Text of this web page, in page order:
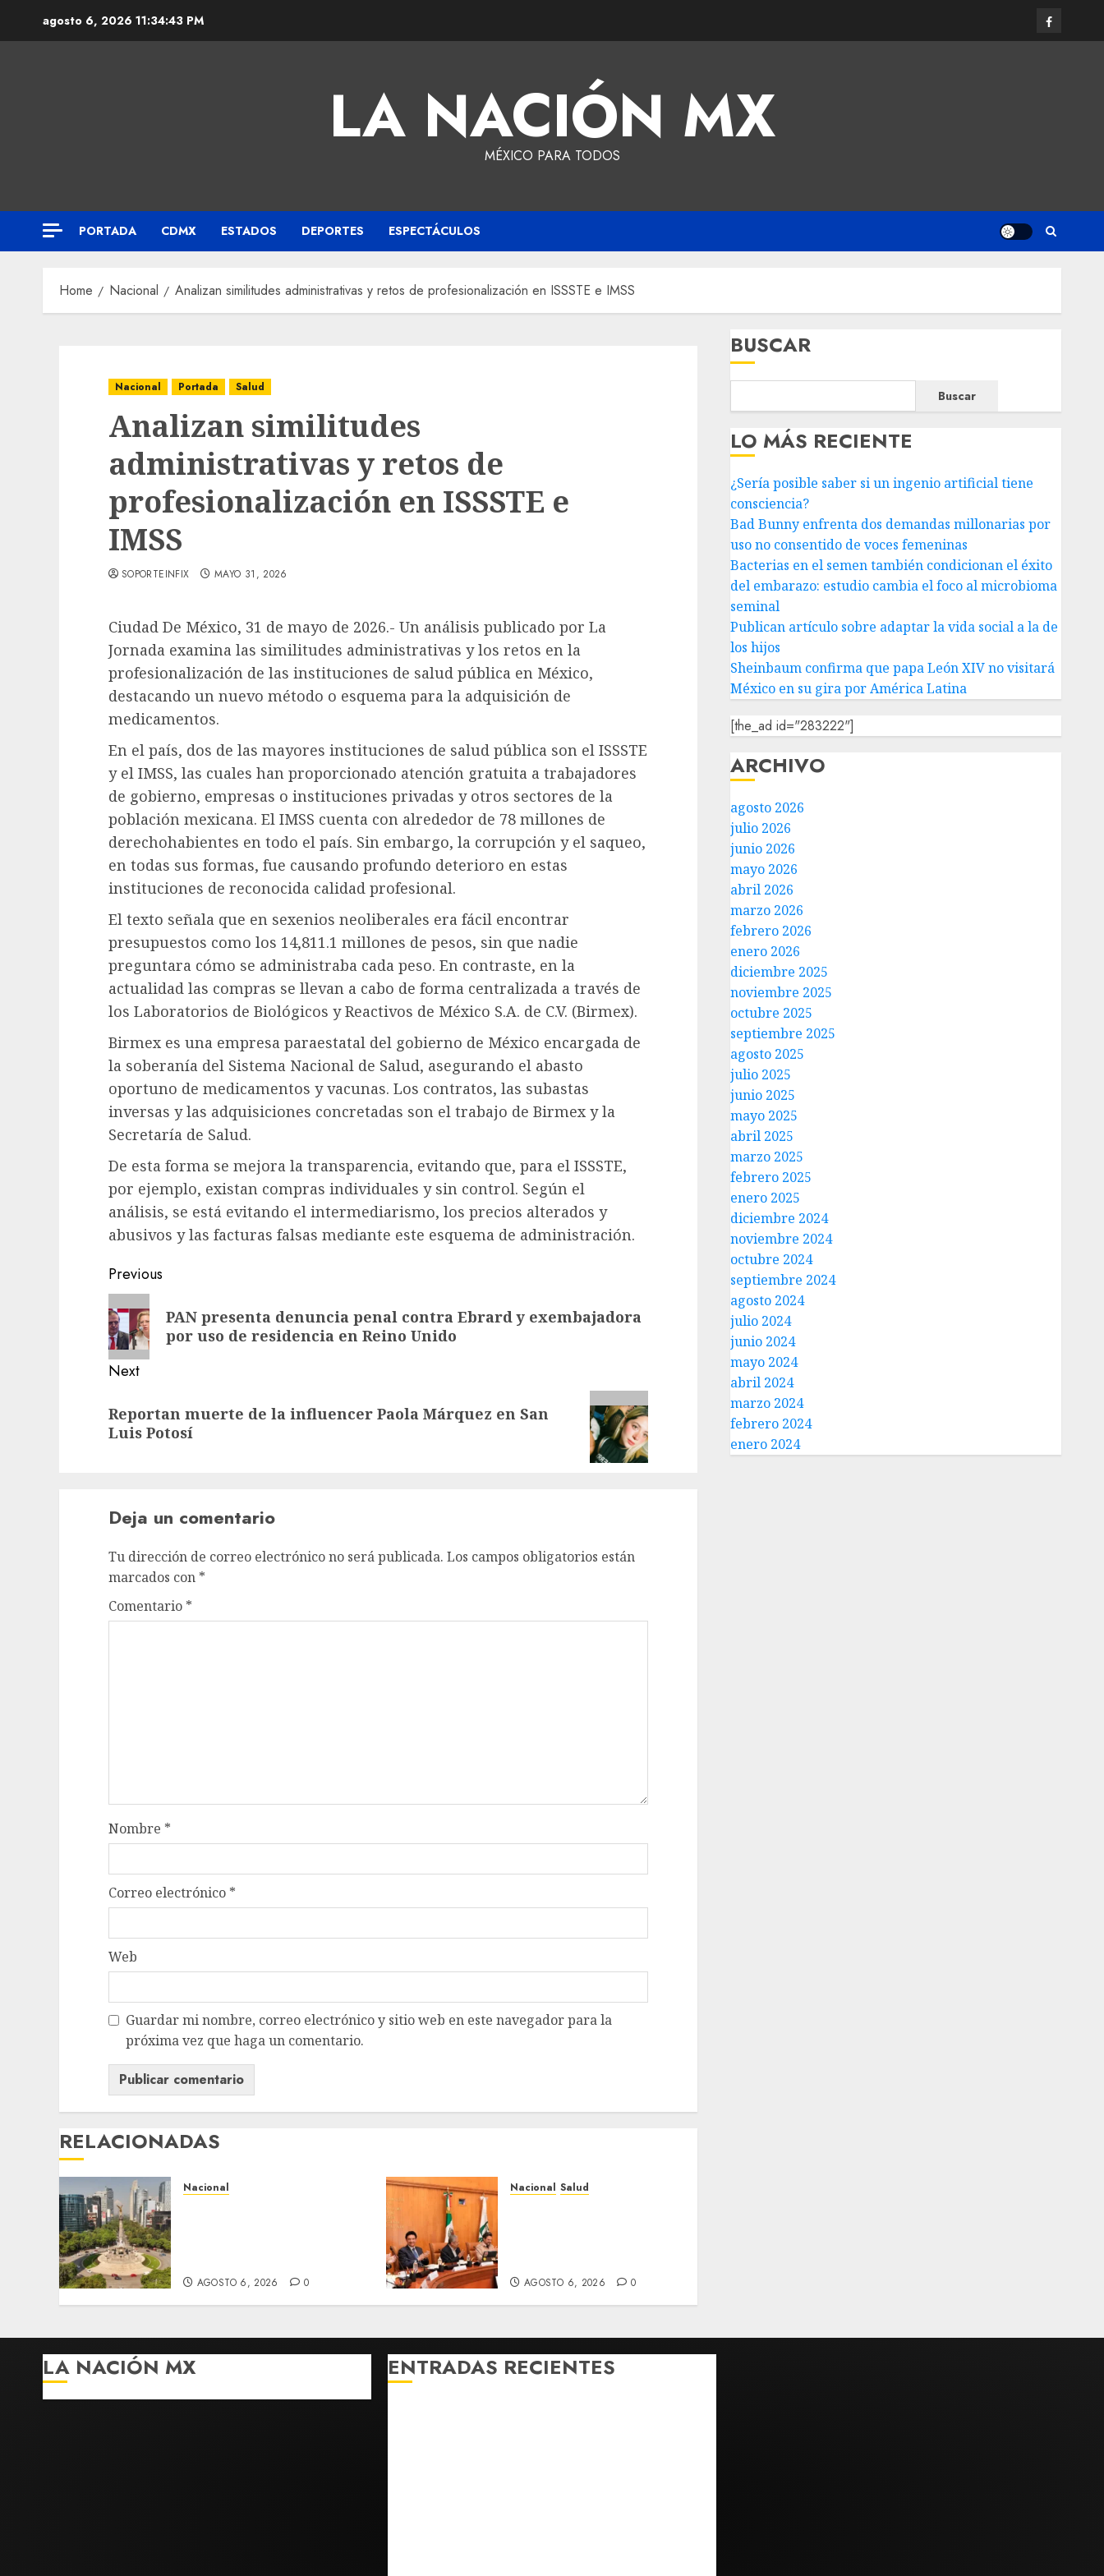
agosto 6, 2026 11:34:44 PM
LA NACIÓN MX
MÉXICO PARA TODOS
PORTADA CDMX ESTADOS DEPORTES ESPECTÁCULOS
Home Nacional Analizan similitudes administrativas y retos de profesionalización en ISSSTE e IMSS
Nacional Portada Salud
Analizan similitudes
administrativas y retos de
profesionalización en ISSSTE e
IMSS
SOPORTEINFIX MAYO 31, 2026
Ciudad De México, 31 de mayo de 2026.- Un análisis publicado por La
Jornada examina las similitudes administrativas y los retos en la
profesionalización de las instituciones de salud pública en México,
destacando un nuevo método o esquema para la adquisición de
medicamentos.
En el país, dos de las mayores instituciones de salud pública son el ISSSTE
y el IMSS, las cuales han proporcionado atención gratuita a trabajadores
de gobierno, empresas o instituciones privadas y otros sectores de la
población mexicana. El IMSS cuenta con alrededor de 78 millones de
derechohabientes en todo el país. Sin embargo, la corrupción y el saqueo,
en todas sus formas, fue causando profundo deterioro en estas
instituciones de reconocida calidad profesional.
El texto señala que en sexenios neoliberales era fácil encontrar
presupuestos como los 14,811.1 millones de pesos, sin que nadie
preguntara cómo se administraba cada peso. En contraste, en la
actualidad las compras se llevan a cabo de forma centralizada a través de
los Laboratorios de Biológicos y Reactivos de México S.A. de C.V. (Birmex).
Birmex es una empresa paraestatal del gobierno de México encargada de
la soberanía del Sistema Nacional de Salud, asegurando el abasto
oportuno de medicamentos y vacunas. Los contratos, las subastas
inversas y las adquisiciones concretadas son el trabajo de Birmex y la
Secretaría de Salud.
De esta forma se mejora la transparencia, evitando que, para el ISSSTE,
por ejemplo, existan compras individuales y sin control. Según el
análisis, se está evitando el intermediarismo, los precios alterados y
abusivos y las facturas falsas mediante este esquema de administración.
Previous
PAN presenta denuncia penal contra Ebrard y exembajadora
por uso de residencia en Reino Unido
Next
Reportan muerte de la influencer Paola Márquez en San
Luis Potosí
Deja un comentario
Tu dirección de correo electrónico no será publicada. Los campos obligatorios están
marcados con *
Comentario *
Nombre *
Correo electrónico *
Web
Guardar mi nombre, correo electrónico y sitio web en este navegador para la
próxima vez que haga un comentario.
RELACIONADAS
Nacional
AGOSTO 6, 2026 0
Nacional Salud
AGOSTO 6, 2026 0
BUSCAR
Buscar
LO MÁS RECIENTE
¿Sería posible saber si un ingenio artificial tiene
consciencia?
Bad Bunny enfrenta dos demandas millonarias por
uso no consentido de voces femeninas
Bacterias en el semen también condicionan el éxito
del embarazo: estudio cambia el foco al microbioma
seminal
Publican artículo sobre adaptar la vida social a la de
los hijos
Sheinbaum confirma que papa León XIV no visitará
México en su gira por América Latina
[the_ad id="283222"]
ARCHIVO
agosto 2026
julio 2026
junio 2026
mayo 2026
abril 2026
marzo 2026
febrero 2026
enero 2026
diciembre 2025
noviembre 2025
octubre 2025
septiembre 2025
agosto 2025
julio 2025
junio 2025
mayo 2025
abril 2025
marzo 2025
febrero 2025
enero 2025
diciembre 2024
noviembre 2024
octubre 2024
septiembre 2024
agosto 2024
julio 2024
junio 2024
mayo 2024
abril 2024
marzo 2024
febrero 2024
enero 2024
LA NACIÓN MX ENTRADAS RECIENTES